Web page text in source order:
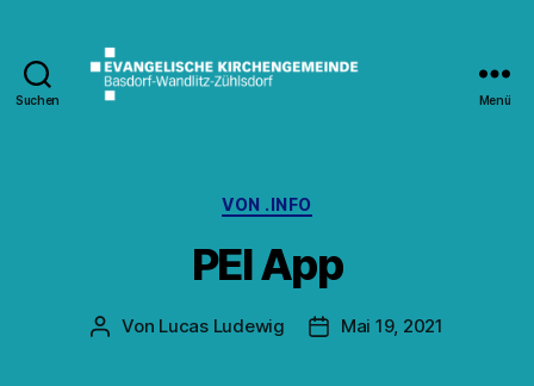
Suchen Menü
Kategorien
VON .INFO
PEI App
Beitragsautor
Von Lucas Ludewig Veröffentlichungsdatum
Mai 19, 2021